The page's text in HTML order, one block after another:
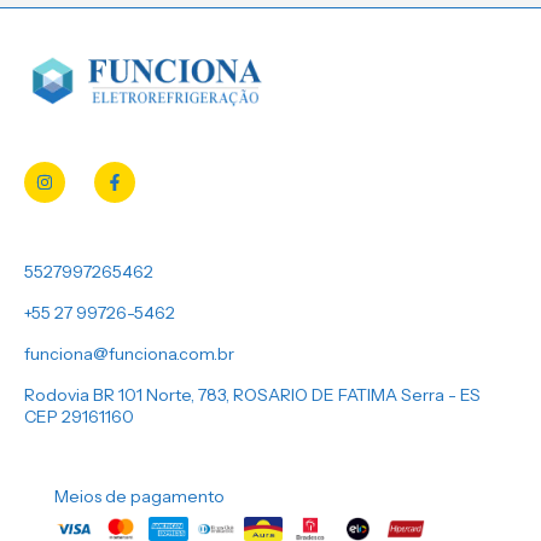
5527997265462
+55 27 99726-5462
funciona@funciona.com.br
Rodovia BR 101 Norte, 783, ROSARIO DE FATIMA Serra - ES
CEP 29161160
Meios de pagamento